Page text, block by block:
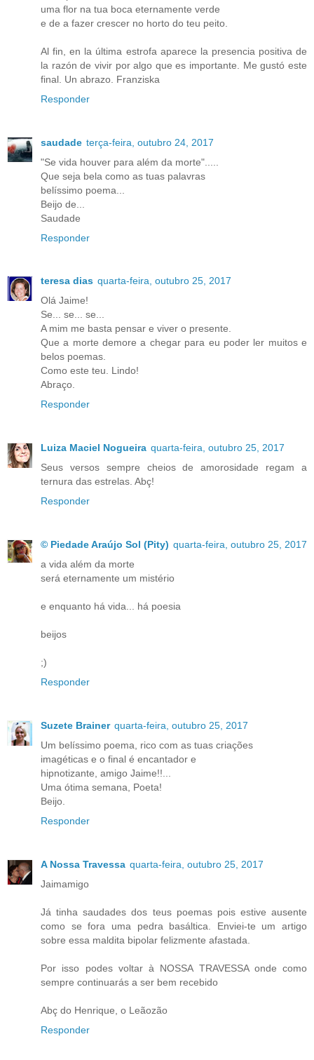
uma flor na tua boca eternamente verde
e de a fazer crescer no horto do teu peito.
Al fin, en la última estrofa aparece la presencia positiva de
la razón de vivir por algo que es importante. Me gustó este
final. Un abrazo. Franziska
Responder
saudade terça-feira, outubro 24, 2017
"Se vida houver para além da morte".....
Que seja bela como as tuas palavras
belíssimo poema...
Beijo de...
Saudade
Responder
teresa dias quarta-feira, outubro 25, 2017
Olá Jaime!
Se... se... se...
A mim me basta pensar e viver o presente.
Que a morte demore a chegar para eu poder ler muitos e
belos poemas.
Como este teu. Lindo!
Abraço.
Responder
Luiza Maciel Nogueira quarta-feira, outubro 25, 2017
Seus versos sempre cheios de amorosidade regam a
ternura das estrelas. Abç!
Responder
© Piedade Araújo Sol (Pity) quarta-feira, outubro 25, 2017
a vida além da morte
será eternamente um mistério
e enquanto há vida... há poesia
beijos
;)
Responder
Suzete Brainer quarta-feira, outubro 25, 2017
Um belíssimo poema, rico com as tuas criações
imagéticas e o final é encantador e
hipnotizante, amigo Jaime!!...
Uma ótima semana, Poeta!
Beijo.
Responder
A Nossa Travessa quarta-feira, outubro 25, 2017
Jaimamigo
Já tinha saudades dos teus poemas pois estive ausente
como se fora uma pedra basáltica. Enviei-te um artigo
sobre essa maldita bipolar felizmente afastada.
Por isso podes voltar à NOSSA TRAVESSA onde como
sempre continuarás a ser bem recebido
Abç do Henrique, o Leãozão
Responder